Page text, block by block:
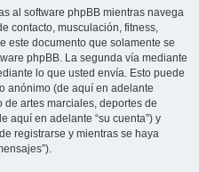
al software phpBB mientras navega
contacto, musculación, fitness,
este documento que solamente se
phpBB. La segunda vía mediante
lo que usted envía. Esto puede
anónimo (de aquí en adelante
de artes marciales, deportes de
aquí en adelante “su cuenta”) y
registrarse y mientras se haya